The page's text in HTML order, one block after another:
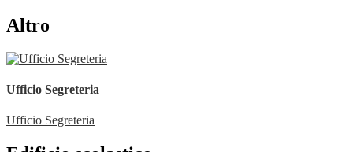
Altro
Ufficio Segreteria
Ufficio Segreteria